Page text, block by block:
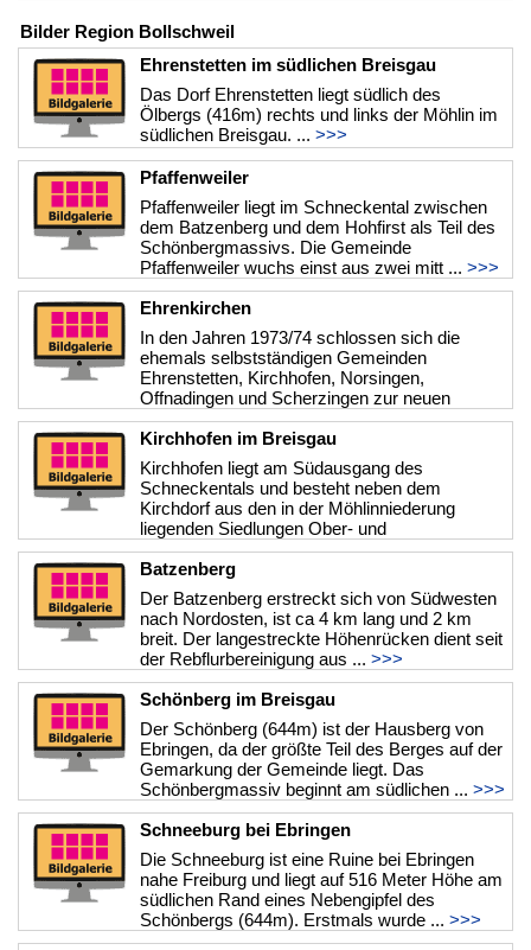
Bilder Region Bollschweil
Ehrenstetten im südlichen Breisgau
Das Dorf Ehrenstetten liegt südlich des
Ölbergs (416m) rechts und links der Möhlin im
südlichen Breisgau. ... >>>
Pfaffenweiler
Pfaffenweiler liegt im Schneckental zwischen
dem Batzenberg und dem Hohfirst als Teil des
Schönbergmassivs. Die Gemeinde
Pfaffenweiler wuchs einst aus zwei mitt ... >>>
Ehrenkirchen
In den Jahren 1973/74 schlossen sich die
ehemals selbstständigen Gemeinden
Ehrenstetten, Kirchhofen, Norsingen,
Offnadingen und Scherzingen zur neuen
Gemeinde E ...>>>
Kirchhofen im Breisgau
Kirchhofen liegt am Südausgang des
Schneckentals und besteht neben dem
Kirchdorf aus den in der Möhlinniederung
liegenden Siedlungen Ober- und
Unterambringen. ...>>>
Batzenberg
Der Batzenberg erstreckt sich von Südwesten
nach Nordosten, ist ca 4 km lang und 2 km
breit. Der langestreckte Höhenrücken dient seit
der Rebflurbereinigung aus ... >>>
Schönberg im Breisgau
Der Schönberg (644m) ist der Hausberg von
Ebringen, da der größte Teil des Berges auf der
Gemarkung der Gemeinde liegt. Das
Schönbergmassiv beginnt am südlichen ... >>>
Schneeburg bei Ebringen
Die Schneeburg ist eine Ruine bei Ebringen
nahe Freiburg und liegt auf 516 Meter Höhe am
südlichen Rand eines Nebengipfel des
Schönbergs (644m). Erstmals wurde ... >>>